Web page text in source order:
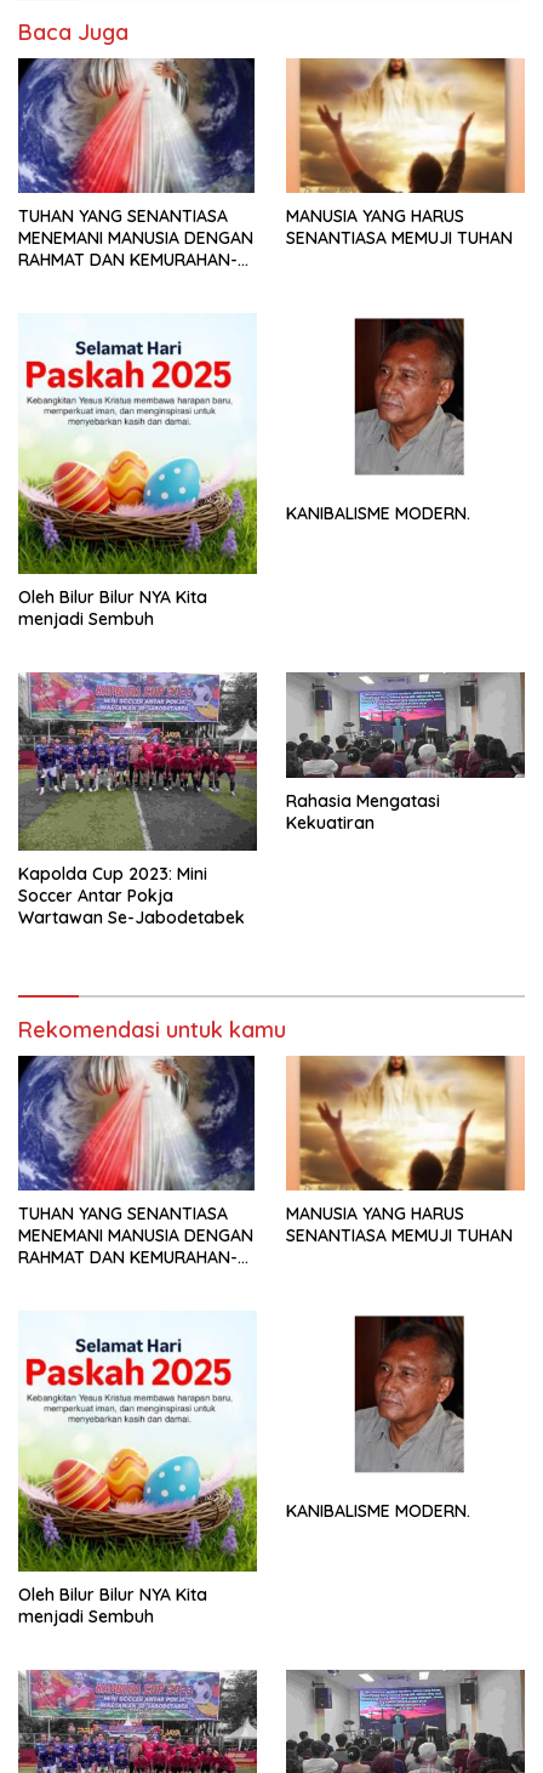
Baca Juga
TUHAN YANG SENANTIASA
MENEMANI MANUSIA DENGAN
RAHMAT DAN KEMURAHAN-
MANUSIA YANG HARUS
SENANTIASA MEMUJI TUHAN
Oleh Bilur Bilur NYA Kita
menjadi Sembuh
KANIBALISME MODERN.
Kapolda Cup 2023: Mini
Soccer Antar Pokja
Wartawan Se-Jabodetabek
Rahasia Mengatasi
Kekuatiran
Rekomendasi untuk kamu
TUHAN YANG SENANTIASA
MENEMANI MANUSIA DENGAN
RAHMAT DAN KEMURAHAN-
MANUSIA YANG HARUS
SENANTIASA MEMUJI TUHAN
Oleh Bilur Bilur NYA Kita
menjadi Sembuh
KANIBALISME MODERN.